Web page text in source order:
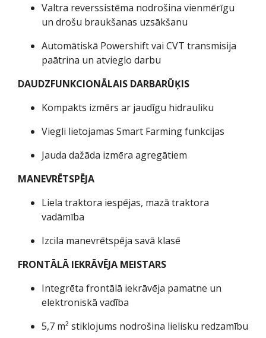
Valtra reverssistēma nodrošina vienmērīgu
un drošu braukšanas uzsākšanu
Automātiskā Powershift vai CVT transmisija
paātrina un atvieglo darbu
DAUDZFUNKCIONĀLAIS DARBARŪĶIS
Kompakts izmērs ar jaudīgu hidrauliku
Viegli lietojamas Smart Farming funkcijas
Jauda dažāda izmēra agregātiem
MANEVRĒTSPĒJA
Liela traktora iespējas, mazā traktora
vadāmība
Izcila manevrētspēja savā klasē
FRONTĀLĀ IEKRĀVĒJA MEISTARS
Integrēta frontālā iekrāvēja pamatne un
elektroniskā vadība
5,7 m² stiklojums nodrošina lielisku redzamību